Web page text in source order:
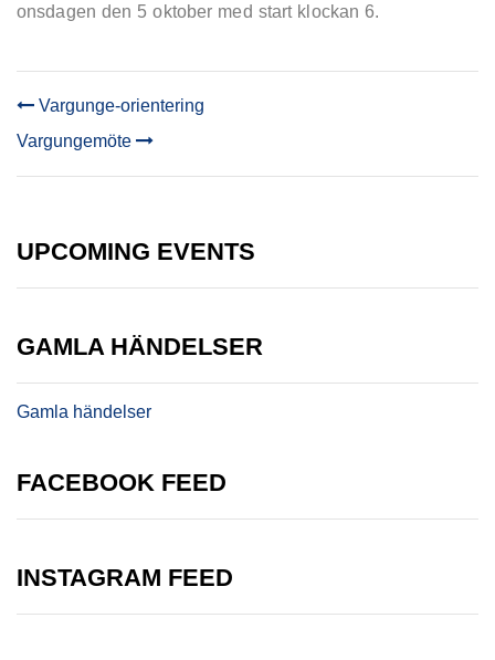
onsdagen den 5 oktober med start klockan 6.
POST
NAVIGATION
Vargunge-orientering
Vargungemöte
UPCOMING EVENTS
GAMLA HÄNDELSER
Gamla händelser
FACEBOOK FEED
INSTAGRAM FEED